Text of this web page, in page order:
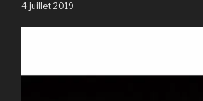
4 juillet 2019